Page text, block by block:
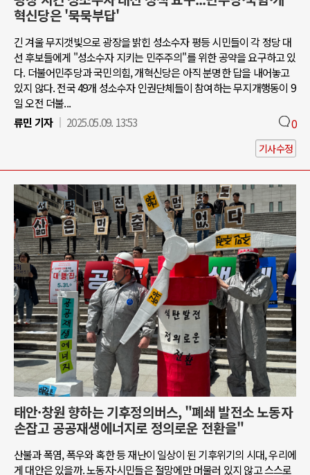
혁신당은 '묵묵부답'
긴 겨울 무지갯빛으로 광장을 밝힌 성소수자 평등 시민들이 각 정당 대
선 후보들에게 "성소수자 지키는 민주주의"를 위한 공약을 요구하고 있
다. 더불어민주당과 국민의힘, 개혁신당은 아직 분명한 답을 내어놓고
있지 않다. 전국 49개 성소수자 인권단체들이 참여하는 무지개행동이 9
일 오전 더불...
류민 기자
2025.05.09. 13:53 0
기사수정
태안·창원 향하는 기후정의버스, "폐쇄 발전소 노동자
손잡고 공공재생에너지로 정의로운 전환을"
산불과 폭염, 폭우와 혹한 등 재난이 일상이 된 기후위기의 시대, 우리에
게 대안은 있을까. 노동자·시민들은 절망에만 머물러 있지 않고 스스로